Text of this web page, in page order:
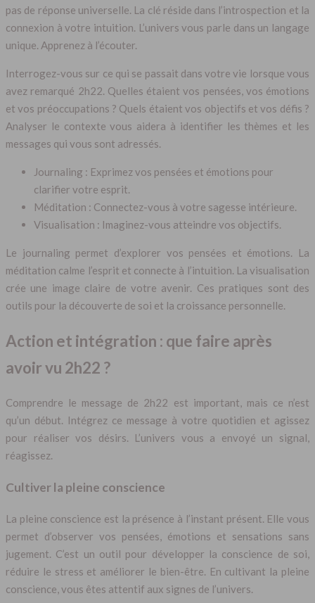
pas de réponse universelle. La clé réside dans l’introspection et la
connexion à votre intuition. L’univers vous parle dans un langage
unique. Apprenez à l’écouter.
Interrogez-vous sur ce qui se passait dans votre vie lorsque vous
avez remarqué 2h22. Quelles étaient vos pensées, vos émotions
et vos préoccupations ? Quels étaient vos objectifs et vos défis ?
Analyser le contexte vous aidera à identifier les thèmes et les
messages qui vous sont adressés.
Journaling : Exprimez vos pensées et émotions pour
clarifier votre esprit.
Méditation : Connectez-vous à votre sagesse intérieure.
Visualisation : Imaginez-vous atteindre vos objectifs.
Le journaling permet d’explorer vos pensées et émotions. La
méditation calme l’esprit et connecte à l’intuition. La visualisation
crée une image claire de votre avenir. Ces pratiques sont des
outils pour la découverte de soi et la croissance personnelle.
Action et intégration : que faire après
avoir vu 2h22 ?
Comprendre le message de 2h22 est important, mais ce n’est
qu’un début. Intégrez ce message à votre quotidien et agissez
pour réaliser vos désirs. L’univers vous a envoyé un signal,
réagissez.
Cultiver la pleine conscience
La pleine conscience est la présence à l’instant présent. Elle vous
permet d’observer vos pensées, émotions et sensations sans
jugement. C’est un outil pour développer la conscience de soi,
réduire le stress et améliorer le bien-être. En cultivant la pleine
conscience, vous êtes attentif aux signes de l’univers.